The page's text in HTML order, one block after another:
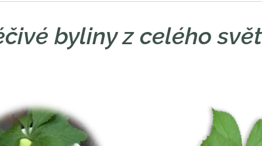
byliny z celého